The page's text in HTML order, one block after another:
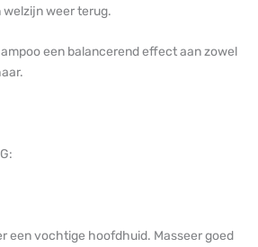
weer terug.
een balancerend effect aan zowel
een vochtige hoofdhuid. Masseer goed